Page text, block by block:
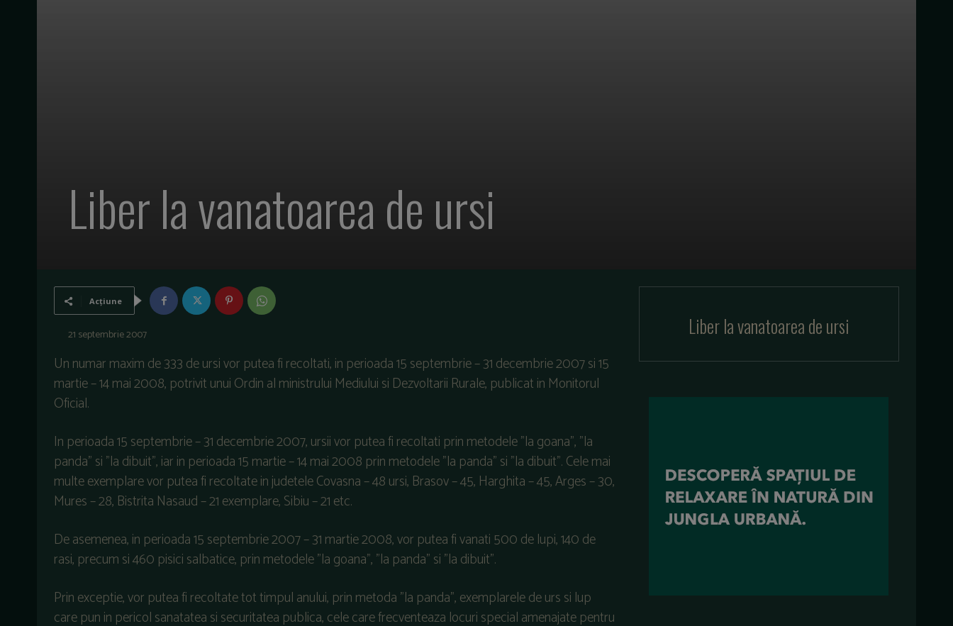
Liber la vanatoarea de ursi
Acțiune
21 septembrie 2007
Un numar maxim de 333 de ursi vor putea fi recoltati, in perioada 15 septembrie – 31 decembrie 2007 si 15
martie – 14 mai 2008, potrivit unui Ordin al ministrului Mediului si Dezvoltarii Rurale, publicat in Monitorul
Oficial.
In perioada 15 septembrie – 31 decembrie 2007, ursii vor putea fi recoltati prin metodele "la goana", "la
panda" si "la dibuit", iar in perioada 15 martie – 14 mai 2008 prin metodele "la panda" si "la dibuit". Cele mai
multe exemplare vor putea fi recoltate in judetele Covasna – 48 ursi, Brasov – 45, Harghita – 45, Arges – 30,
Mures – 28, Bistrita Nasaud – 21 exemplare, Sibiu – 21 etc.
De asemenea, in perioada 15 septembrie 2007 – 31 martie 2008, vor putea fi vanati 500 de lupi, 140 de
rasi, precum si 460 pisici salbatice, prin metodele "la goana", "la panda" si "la dibuit".
Prin exceptie, vor putea fi recoltate tot timpul anului, prin metoda "la panda", exemplarele de urs si lup
care pun in pericol sanatatea si securitatea publica, cele care frecventeaza locuri special amenajate pentru
Liber la vanatoarea de ursi